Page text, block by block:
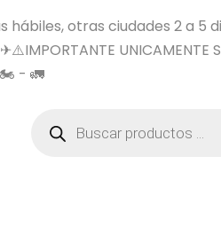
otras ciudades 2 a 5
UNICAMENTE
🏍️ - 🚛
productos